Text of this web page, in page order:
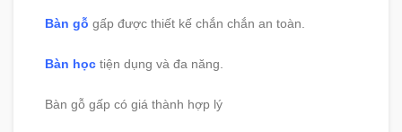
Bàn gỗ gấp được thiết kế chắn chắn an toàn.
Bàn học tiện dụng và đa năng.
Bàn gỗ gấp có giá thành hợp lý